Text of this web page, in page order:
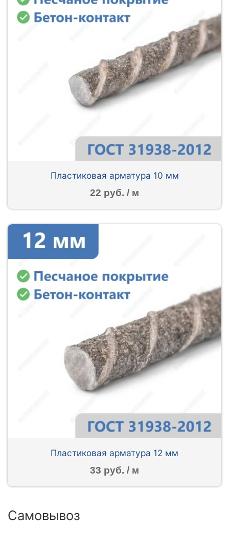
Пластиковая арматура 10 мм
22 руб. / м
Пластиковая арматура 12 мм
33 руб. / м
Самовывоз